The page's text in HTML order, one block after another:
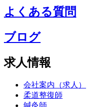
よくある質問
ブログ
求人情報
会社案内（求人）
柔道整復師
鍼灸師